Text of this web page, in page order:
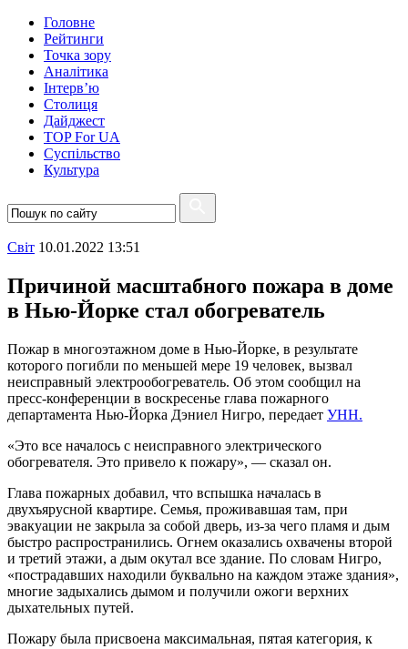
Головне
Рейтинги
Точка зору
Аналітика
Інтерв’ю
Столиця
Дайджест
TOP For UA
Суспiльство
Культура
Свiт 10.01.2022 13:51
Причиной масштабного пожара в доме
в Нью-Йорке стал обогреватель
Пожар в многоэтажном доме в Нью-Йорке, в результате
которого погибли по меньшей мере 19 человек, вызвал
неисправный электрообогреватель. Об этом сообщил на
пресс-конференции в воскресенье глава пожарного
департамента Нью-Йорка Дэниел Нигро, передает УНН.
«Это все началось с неисправного электрического
обогревателя. Это привело к пожару», — сказал он.
Глава пожарных добавил, что вспышка началась в
двухъярусной квартире. Семья, проживавшая там, при
эвакуации не закрыла за собой дверь, из-за чего пламя и дым
быстро распространились. Огнем оказались охвачены второй
и третий этажи, а дым окутал все здание. По словам Нигро,
«пострадавших находили буквально на каждом этаже здания»,
многие задыхались дымом и получили ожоги верхних
дыхательных путей.
Пожару была присвоена максимальная, пятая категория, к